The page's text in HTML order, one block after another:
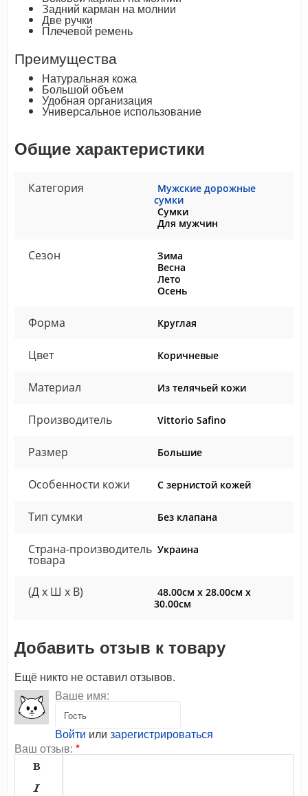
Задний карман на молнии
Две ручки
Плечевой ремень
Преимущества
Натуральная кожа
Большой объем
Удобная организация
Универсальное использование
Общие характеристики
Категория
Мужские дорожные
сумки
Сумки
Для мужчин
Сезон
Зима
Весна
Лето
Осень
Форма Круглая
Цвет Коричневые
Материал Из телячьей кожи
Производитель Vittorio Safino
Размер Большие
Особенности кожи С зернистой кожей
Тип сумки Без клапана
Страна-производитель
товара
Украина
(Д x Ш x В)
48.00см x 28.00см x
30.00см
Добавить отзыв к товару
Ещё никто не оставил отзывов.
Ваше имя:
Войти или зарегистрироваться
Ваш отзыв: *

